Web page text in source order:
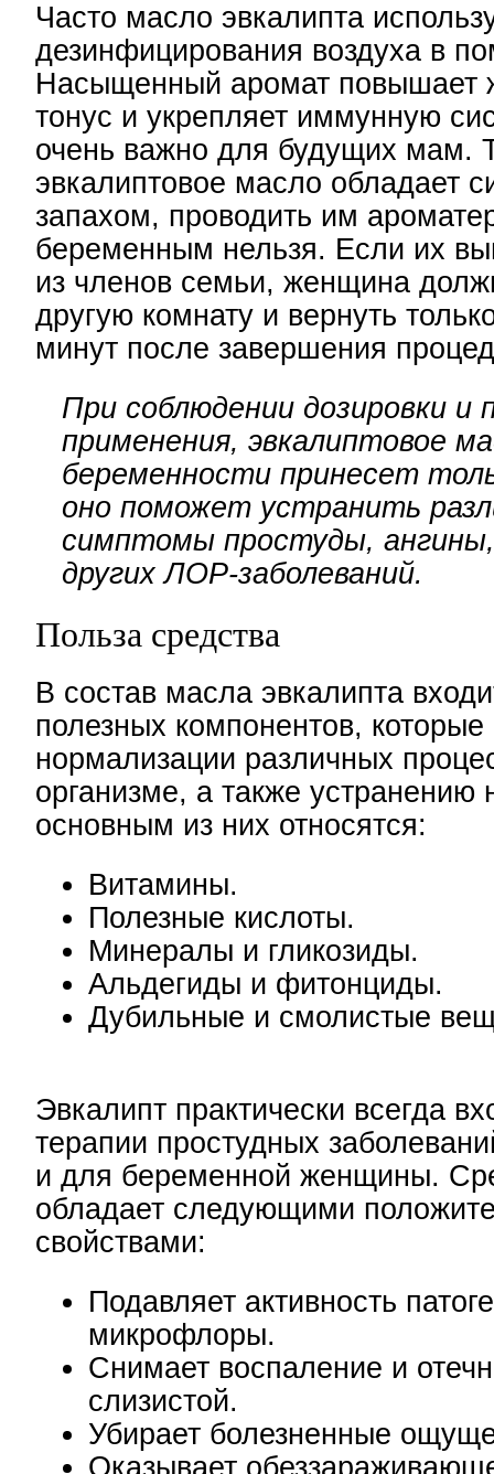
Часто масло эвкалипта
дезинфицирования воздуха в
Насыщенный аромат повышает
тонус и укрепляет иммунную
очень важно для будущих мам.
эвкалиптовое масло обладает
запахом, проводить им
беременным нельзя. Если их
из членов семьи, женщина
другую комнату и вернуть
минут после завершения
При соблюдении дозировки и
применения, эвкалиптовое
беременности принесет
оно поможет устранить
симптомы простуды,
других ЛОР-заболеваний.
Польза средства
В состав масла эвкалипта
полезных компонентов, которые
нормализации различных
организме, а также
основным из них относятся:
Витамины.
Полезные кислоты.
Минералы и гликозиды.
Альдегиды и фитонциды.
Дубильные и смолистые
Эвкалипт практически всегда
терапии простудных
и для беременной женщины.
обладает следующими
свойствами:
Подавляет активность
микрофлоры.
Снимает воспаление и
слизистой.
Убирает болезненные
Оказывает